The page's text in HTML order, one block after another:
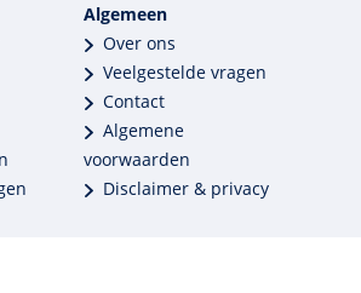
Algemeen
Over ons
Veelgestelde vragen
Contact
Algemene
voorwaarden
Disclaimer & privacy